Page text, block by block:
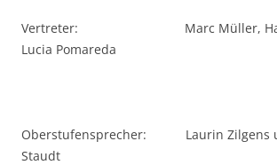
Vertreter: Marc Müller,
Lucia Pomareda
Oberstufensprecher: Laurin Zilgens
Staudt